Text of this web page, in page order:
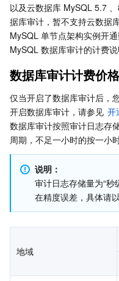
安全加速 SCDN
多网聚合加速（腾讯云
GPU 云服务器
专用宿主机
弹性伸缩
自动化助手
高性能计算集群
容器服务
服务网格
容器镜像服务
云原生分布式云中心
分布式云
本地专用集群
边缘可用区
专属可用区
微服务
弹性微服务
API 网关
注册配置治理
Serverless
云函数
基础存储服务
对象存储
文件存储
存储数据服务
日志服务
关系型数据库
腾讯云分布式缓存数据
高低频存储说明
高低频存储架构
高低频存储性能差异
数据库审计日志投递功能
欠费说明
以及云数据库 MySQL 5.7
据库审计，暂不支持云数据
MySQL 单节点架构实例开
MySQL 数据库审计的计费说
数据库审计计费价格
仅当开启了数据库审计后，
开启数据库审计，请参见 开
数据库审计按照审计日志存
周期，不足一小时的按一小时
说明：
审计日志存储量为“秒
在精度误差，具体请
地域